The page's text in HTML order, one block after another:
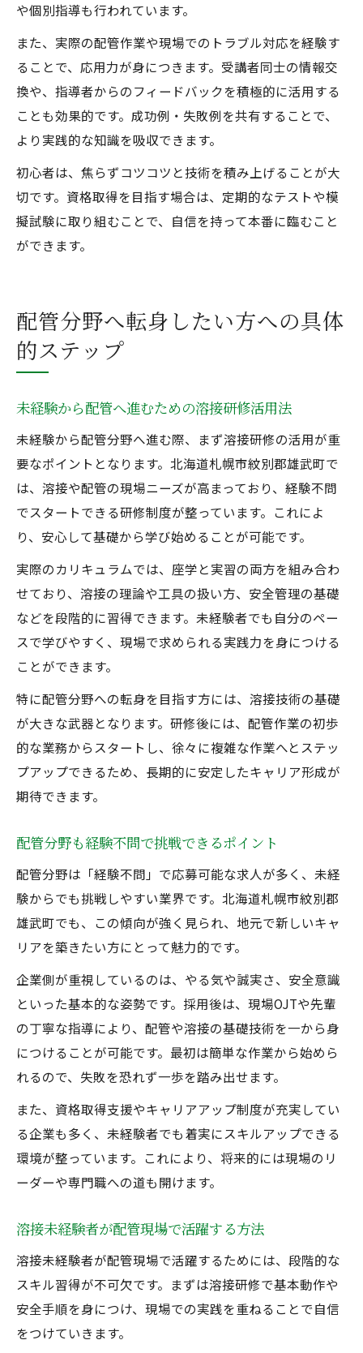
や個別指導も行われています。
また、実際の配管作業や現場でのトラブル対応を経験す
ることで、応用力が身につきます。受講者同士の情報交
換や、指導者からのフィードバックを積極的に活用する
ことも効果的です。成功例・失敗例を共有することで、
より実践的な知識を吸収できます。
初心者は、焦らずコツコツと技術を積み上げることが大
切です。資格取得を目指す場合は、定期的なテストや模
擬試験に取り組むことで、自信を持って本番に臨むこと
ができます。
配管分野へ転身したい方への具体
的ステップ
未経験から配管へ進むための溶接研修活用法
未経験から配管分野へ進む際、まず溶接研修の活用が重
要なポイントとなります。北海道札幌市紋別郡雄武町で
は、溶接や配管の現場ニーズが高まっており、経験不問
でスタートできる研修制度が整っています。これによ
り、安心して基礎から学び始めることが可能です。
実際のカリキュラムでは、座学と実習の両方を組み合わ
せており、溶接の理論や工具の扱い方、安全管理の基礎
などを段階的に習得できます。未経験者でも自分のペー
スで学びやすく、現場で求められる実践力を身につける
ことができます。
特に配管分野への転身を目指す方には、溶接技術の基礎
が大きな武器となります。研修後には、配管作業の初歩
的な業務からスタートし、徐々に複雑な作業へとステッ
プアップできるため、長期的に安定したキャリア形成が
期待できます。
配管分野も経験不問で挑戦できるポイント
配管分野は「経験不問」で応募可能な求人が多く、未経
験からでも挑戦しやすい業界です。北海道札幌市紋別郡
雄武町でも、この傾向が強く見られ、地元で新しいキャ
リアを築きたい方にとって魅力的です。
企業側が重視しているのは、やる気や誠実さ、安全意識
といった基本的な姿勢です。採用後は、現場OJTや先輩
の丁寧な指導により、配管や溶接の基礎技術を一から身
につけることが可能です。最初は簡単な作業から始めら
れるので、失敗を恐れず一歩を踏み出せます。
また、資格取得支援やキャリアアップ制度が充実してい
る企業も多く、未経験者でも着実にスキルアップできる
環境が整っています。これにより、将来的には現場のリ
ーダーや専門職への道も開けます。
溶接未経験者が配管現場で活躍する方法
溶接未経験者が配管現場で活躍するためには、段階的な
スキル習得が不可欠です。まずは溶接研修で基本動作や
安全手順を身につけ、現場での実践を重ねることで自信
をつけていきます。